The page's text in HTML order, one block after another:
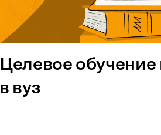
Целевое обучение
в вуз